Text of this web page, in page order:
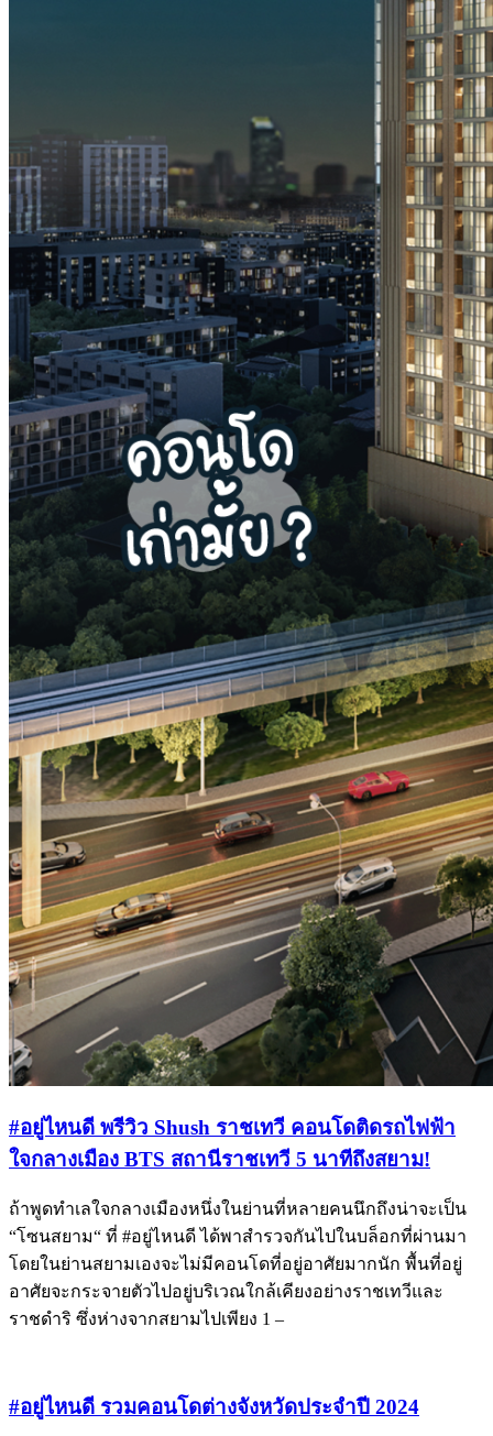
#อยู่ไหนดี พรีวิว Shush ราชเทวี คอนโดติดรถไฟฟ้า
ใจกลางเมือง BTS สถานีราชเทวี 5 นาทีถึงสยาม!
ถ้าพูดทำเลใจกลางเมืองหนึ่งในย่านที่หลายคนนึกถึงน่าจะเป็น
“โซนสยาม“ ที่ #อยู่ไหนดี ได้พาสำรวจกันไปในบล็อกที่ผ่านมา
โดยในย่านสยามเองจะไม่มีคอนโดที่อยู่อาศัยมากนัก พื้นที่อยู่
อาศัยจะกระจายตัวไปอยู่บริเวณใกล้เคียงอย่างราชเทวีและ
ราชดำริ ซึ่งห่างจากสยามไปเพียง 1 –
#อยู่ไหนดี รวมคอนโดต่างจังหวัดประจำปี 2024